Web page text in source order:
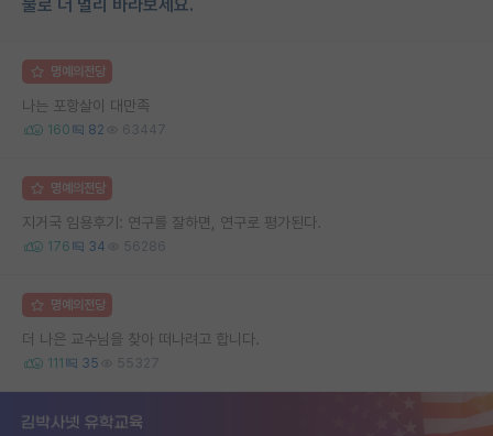
물로 더 멀리 바라보세요.
명예의전당
나는 포항살이 대만족
160 82 63447
명예의전당
지거국 임용후기: 연구를 잘하면, 연구로 평가된다.
176 34 56286
명예의전당
더 나은 교수님을 찾아 떠나려고 합니다.
111 35 55327